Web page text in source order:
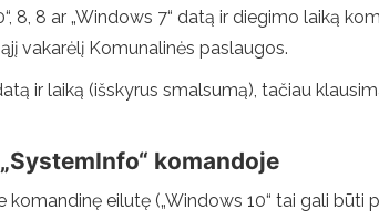
8, 8 ar „Windows 7“ datą ir diegimo laiką
vakarėlį Komunalinės paslaugos.
ir laiką (išskyrus smalsumą), tačiau
komandoje
eilutę („Windows 10“ tai gali būti